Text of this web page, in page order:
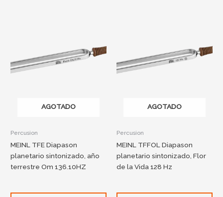
AGOTADO
Percusion
MEINL TFE Diapason
planetario sintonizado, año
terrestre Om 136.10HZ
AGOTADO
Percusion
MEINL TFFOL Diapason
planetario sintonizado, Flor
de la Vida 128 Hz